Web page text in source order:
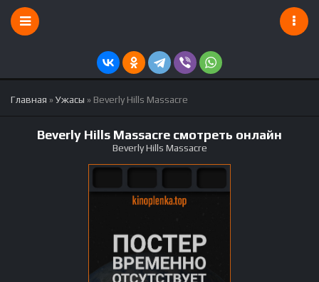
Главная »Ужасы » Beverly Hills Massacre
Beverly Hills Massacre смотреть онлайн
Beverly Hills Massacre